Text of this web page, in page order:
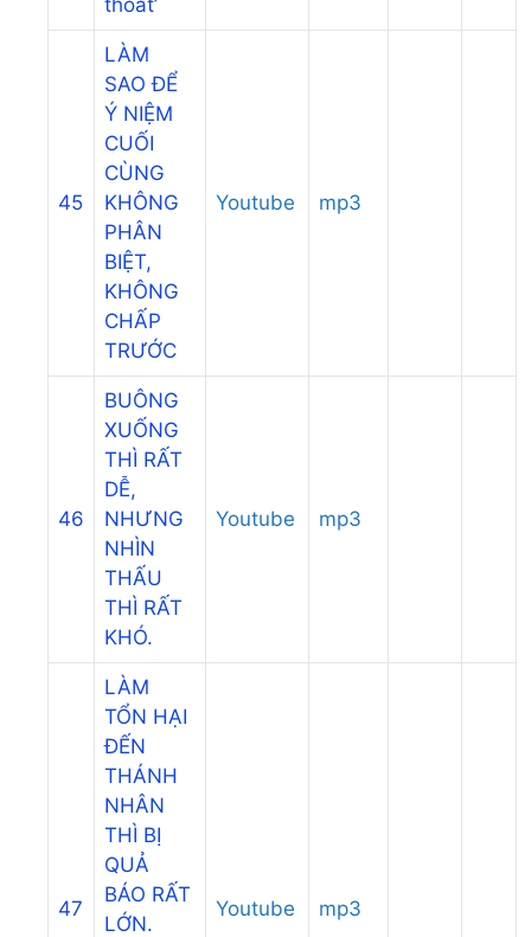
45
LÀM
SAO ĐỂ
Ý NIỆM
CUỐI
CÙNG
KHÔNG
PHÂN
BIỆT,
KHÔNG
CHẤP
TRƯỚC
Youtube mp3
46
BUÔNG
XUỐNG
THÌ RẤT
DỄ,
NHƯNG
NHÌN
THẤU
THÌ RẤT
KHÓ.
Youtube mp3
47
LÀM
TỔN HẠI
ĐẾN
THÁNH
NHÂN
THÌ BỊ
QUẢ
BÁO RẤT
LỚN.
Youtube mp3